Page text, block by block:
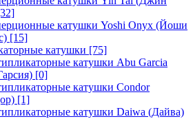
катушки Yoshi Onyx (Йоши
[15]
катушки [75]
катушки Abu Garcia
[0]
катушки Condor
[1]
катушки Daiwa (Дайва)